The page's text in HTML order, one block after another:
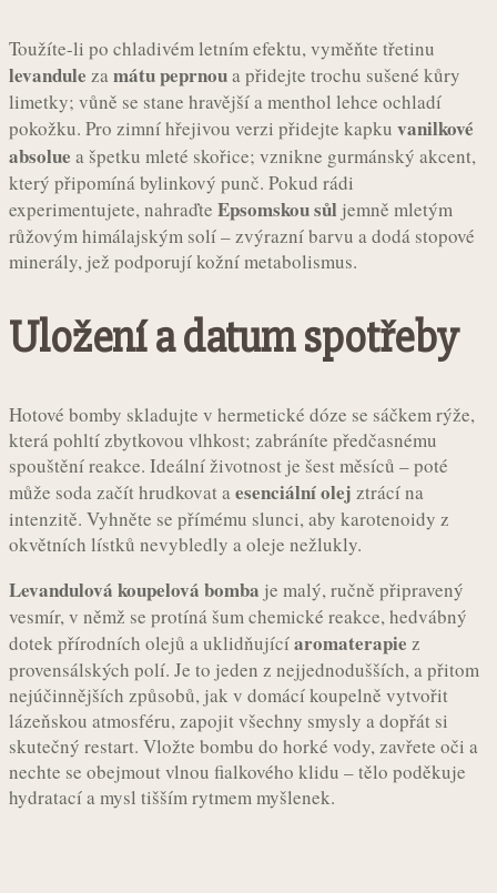
Toužíte-li po chladivém letním efektu, vyměňte třetinu
levandule zamátu peprnoua přidejte trochu sušené kůry
limetky; vůně se stane hravější a menthol lehce ochladí
pokožku. Pro zimní hřejivou verzi přidejte kapku vanilkové
absolue a špetku mleté skořice; vznikne gurmánský akcent,
který připomíná bylinkový punč. Pokud rádi
experimentujete, nahraďte Epsomskou sůl jemně mletým
růžovým himálajským solí – zvýrazní barvu a dodá stopové
minerály, jež podporují kožní metabolismus.
Uložení a datum spotřeby
Hotové bomby skladujte v hermetické dóze se sáčkem rýže,
která pohltí zbytkovou vlhkost; zabráníte předčasnému
spouštění reakce. Ideální životnost je šest měsíců – poté
může soda začít hrudkovat aesenciální olej ztrácí na
intenzitě. Vyhněte se přímému slunci, aby karotenoidy z
okvětních lístků nevybledly a oleje nežlukly.
Levandulová koupelová bomba je malý, ručně připravený
vesmír, v němž se protíná šum chemické reakce, hedvábný
dotek přírodních olejů a uklidňujícíaromaterapie z
provensálských polí. Je to jeden z nejjednodušších, a přitom
nejúčinnějších způsobů, jak v domácí koupelně vytvořit
lázeňskou atmosféru, zapojit všechny smysly a dopřát si
skutečný restart. Vložte bombu do horké vody, zavřete oči a
nechte se obejmout vlnou fialkového klidu – tělo poděkuje
hydratací a mysl tišším rytmem myšlenek.